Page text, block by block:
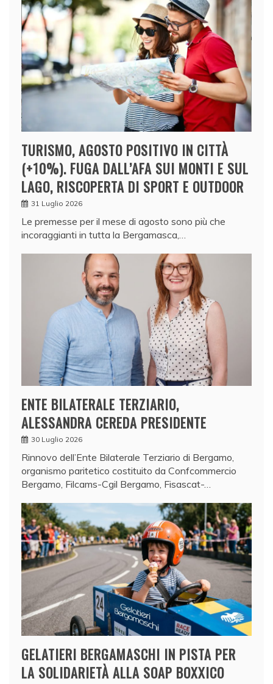
TURISMO, AGOSTO POSITIVO IN CITTÀ
(+10%). FUGA DALL’AFA SUI MONTI E SUL
LAGO, RISCOPERTA DI SPORT E OUTDOOR
31 Luglio 2026
Le premesse per il mese di agosto sono più che
incoraggianti in tutta la Bergamasca,…
ENTE BILATERALE TERZIARIO,
ALESSANDRA CEREDA PRESIDENTE
30 Luglio 2026
Rinnovo dell’Ente Bilaterale Terziario di Bergamo,
organismo paritetico costituito da Confcommercio
Bergamo, Filcams-Cgil Bergamo, Fisascat-…
GELATIERI BERGAMASCHI IN PISTA PER
LA SOLIDARIETÀ ALLA SOAP BOXXICO